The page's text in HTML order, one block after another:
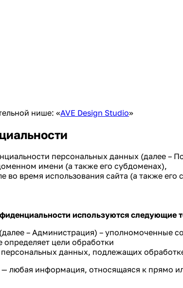
нише: «AVE Design Studio»
персональных данных (далее –
имени (а также его субдоменах),
во время использования сайта (а также
используются следующие
– Администрация) – уполномоченные
цели обработки
данных, подлежащих
любая информация, относящаяся к прямо